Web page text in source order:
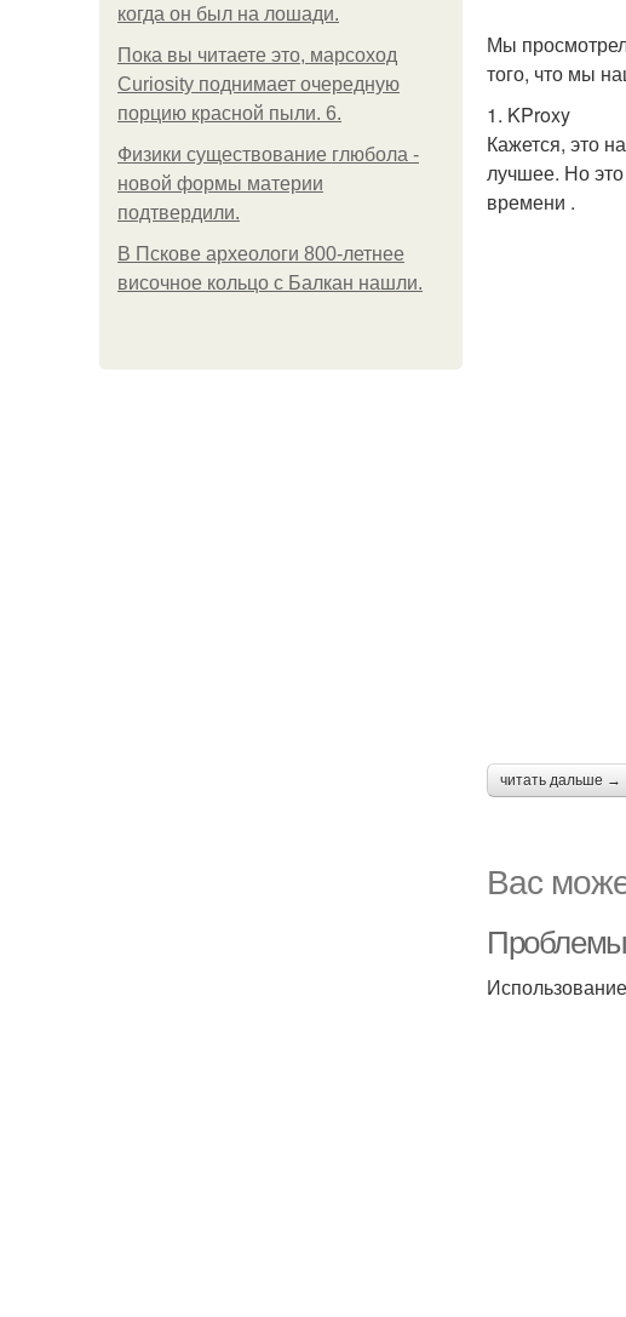
когда он был на лошади.
Пока вы читаете это, марсоход
Curiosity поднимает очередную
порцию красной пыли. 6.
Физики существование глюбола -
новой формы материи
подтвердили.
В Пскове археологи 800-летнее
височное кольцо с Балкан нашли.
Мы
того, что мы
1. KProxy
Кажется, это
лучшее. Но это
времени .
читать дальше →
Вас
Проблемы